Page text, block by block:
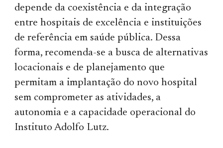
depende da coexistência e da integração
entre hospitais de excelência e instituições
de referência em saúde pública. Dessa
forma, recomenda-se a busca de alternativas
locacionais e de planejamento que
permitam a implantação do novo hospital
sem comprometer as atividades, a
autonomia e a capacidade operacional do
Instituto Adolfo Lutz.